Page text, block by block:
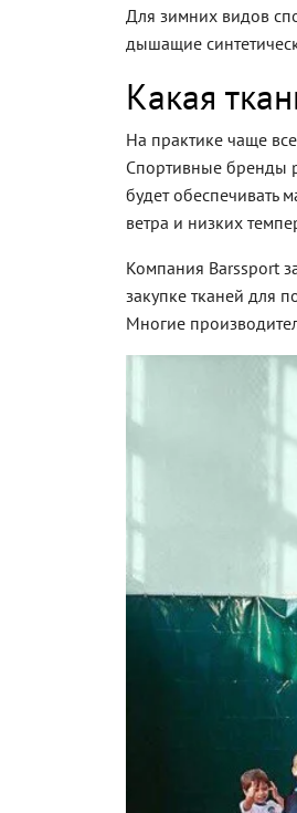
Для зимних видов
дышащие
Какая
На практике чаще
Спортивные бренды
будет обеспечивать
ветра и низких
Компания Barssport
закупке тканей для
Многие